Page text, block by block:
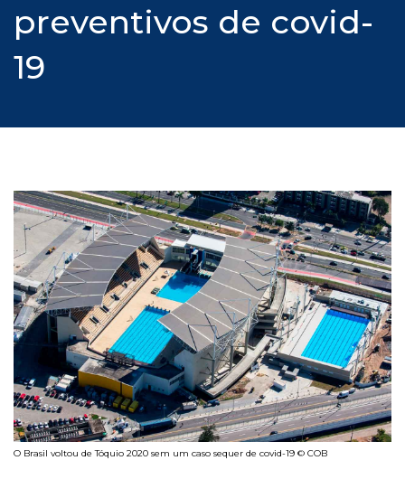
preventivos de covid-
19
O Brasil voltou de Tóquio 2020 sem um caso sequer de covid-19 © COB